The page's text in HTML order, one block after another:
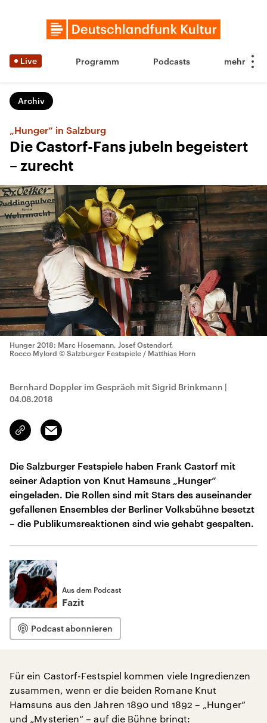
Live Programm Podcasts
Archiv
„Hunger“ in Salzburg
Die Castorf-Fans jubeln begeistert
– zurecht
Hunger 2018: Marc Hosemann, Josef Ostendorf,
Rocco Mylord © Salzburger Festspiele / Matthias Horn
Bernhard Doppler im Gespräch mit Sigrid Brinkmann |
04.08.2018
Link
kopieren/teilen
Email
Die Salzburger Festspiele haben Frank Castorf mit
seiner Adaption von Knut Hamsuns „Hunger“
eingeladen. Die Rollen sind mit Stars des auseinander
gefallenen Ensembles der Berliner Volksbühne besetzt
– die Publikumsreaktionen sind wie gehabt gespalten.
Aus dem Podcast
Fazit
Podcast abonnieren
Für ein Castorf-Festspiel kommen viele Ingredienzen
zusammen, wenn er die beiden Romane Knut
Hamsuns aus den Jahren 1890 und 1892 – „Hunger“
und „Mysterien“ – auf die Bühne bringt: